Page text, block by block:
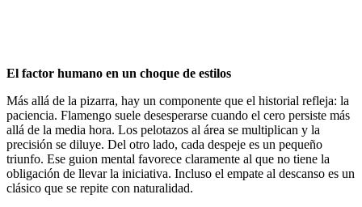
El factor humano en un choque de estilos
Más allá de la pizarra, hay un componente que el historial refleja: la
paciencia. Flamengo suele desesperarse cuando el cero persiste más
allá de la media hora. Los pelotazos al área se multiplican y la
precisión se diluye. Del otro lado, cada despeje es un pequeño
triunfo. Ese guion mental favorece claramente al que no tiene la
obligación de llevar la iniciativa. Incluso el empate al descanso es un
clásico que se repite con naturalidad.